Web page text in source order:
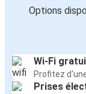
Options
Wi-Fi
Profitez
Prises